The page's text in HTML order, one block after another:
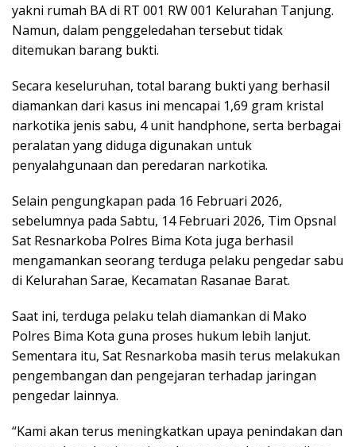
yakni rumah BA di RT 001 RW 001 Kelurahan Tanjung.
Namun, dalam penggeledahan tersebut tidak
ditemukan barang bukti.
Secara keseluruhan, total barang bukti yang berhasil
diamankan dari kasus ini mencapai 1,69 gram kristal
narkotika jenis sabu, 4 unit handphone, serta berbagai
peralatan yang diduga digunakan untuk
penyalahgunaan dan peredaran narkotika.
Selain pengungkapan pada 16 Februari 2026,
sebelumnya pada Sabtu, 14 Februari 2026, Tim Opsnal
Sat Resnarkoba Polres Bima Kota juga berhasil
mengamankan seorang terduga pelaku pengedar sabu
di Kelurahan Sarae, Kecamatan Rasanae Barat.
Saat ini, terduga pelaku telah diamankan di Mako
Polres Bima Kota guna proses hukum lebih lanjut.
Sementara itu, Sat Resnarkoba masih terus melakukan
pengembangan dan pengejaran terhadap jaringan
pengedar lainnya.
“Kami akan terus meningkatkan upaya penindakan dan